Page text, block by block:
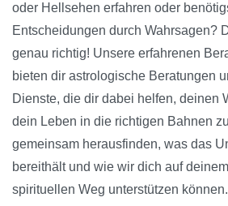
oder Hellsehen erfahren oder
Entscheidungen durch Wahrsagen?
genau richtig! Unsere erfahrenen
bieten dir astrologische Beratungen
Dienste, die dir dabei helfen, deinen
dein Leben in die richtigen Bahnen
gemeinsam herausfinden, was das
bereithält und wie wir dich auf
spirituellen Weg unterstützen können.